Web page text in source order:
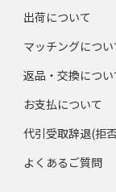
出荷について
マッチングについ
返品・交換につい
お支払について
代引受取辞退(拒
よくあるご質問